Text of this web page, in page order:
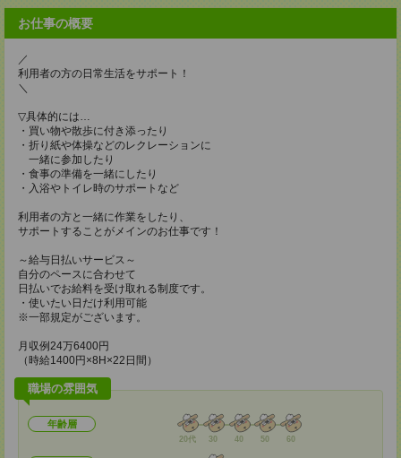
お仕事の概要
／
利用者の方の日常生活をサポート！
＼
▽具体的には…
・買い物や散歩に付き添ったり
・折り紙や体操などのレクレーションに
一緒に参加したり
・食事の準備を一緒にしたり
・入浴やトイレ時のサポートなど
利用者の方と一緒に作業をしたり、
サポートすることがメインのお仕事です！
～給与日払いサービス～
自分のペースに合わせて
日払いでお給料を受け取れる制度です。
・使いたい日だけ利用可能
※一部規定がございます。
月収例24万6400円
（時給1400円×8H×22日間）
職場の雰囲気
年齢層
20代 30 40 50 60